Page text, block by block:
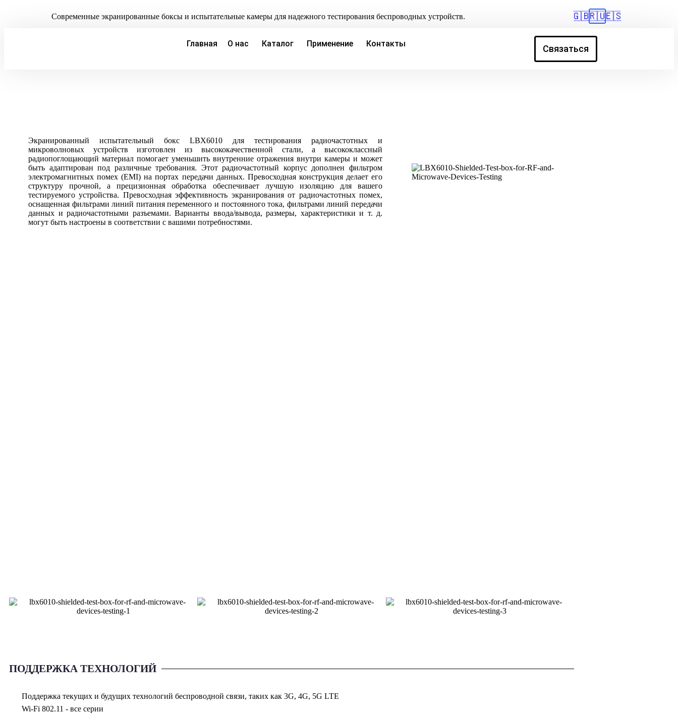
Современные экранированные боксы и испытательные камеры для надежного тестирования беспроводных устройств. 🇬🇧🇷🇺🇪🇸
Главная О нас Каталог Применение Контакты Связаться
Экранированный испытательный бокс LBX6010 для тестирования радиочастотных и
микроволновых устройств изготовлен из высококачественной стали, а высококлассный
радиопоглощающий материал помогает уменьшить внутренние отражения внутри камеры и может
быть адаптирован под различные требования. Этот радиочастотный корпус дополнен фильтром
электромагнитных помех (EMI) на портах передачи данных. Превосходная конструкция делает его
структуру прочной, а прецизионная обработка обеспечивает лучшую изоляцию для вашего
тестируемого устройства. Превосходная эффективность экранирования от радиочастотных помех,
оснащенная фильтрами линий питания переменного и постоянного тока, фильтрами линий передачи
данных и радиочастотными разъемами. Варианты ввода/вывода, размеры, характеристики и т. д.
могут быть настроены в соответствии с вашими потребностями.
ПОДДЕРЖКА ТЕХНОЛОГИЙ
Поддержка текущих и будущих технологий беспроводной связи, таких как 3G, 4G, 5G LTE
Wi-Fi 802.11 - все серии